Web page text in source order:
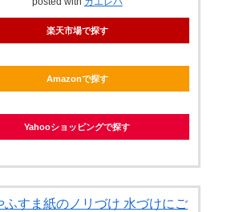
楽天市場で探す
Amazonで探す
Yahooショッピングで探す
ふすま紙のノリづけ 水づけにご